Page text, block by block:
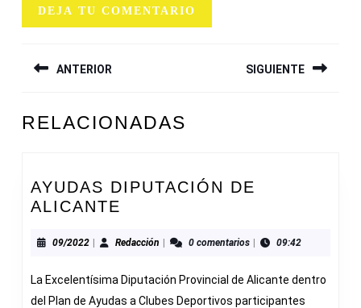
DE
ANTERIOR
anterior:
SIGUIENTE
entrada:
RELACIONADAS
AYUDAS DIPUTACIÓN DE
ALICANTE
DE
09/202209/2022
| Redacción Redacción
| 0 comentarios | 09:42
La Excelentísima Diputación Provincial de Alicante dentro
del Plan de Ayudas a Clubes Deportivos participantes